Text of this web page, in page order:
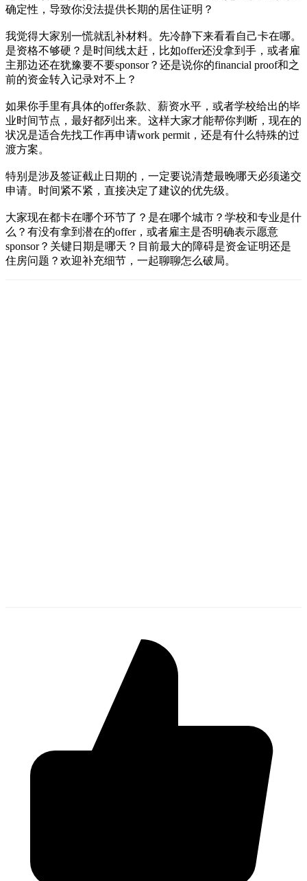
确定性，导致你没法提供长期的居住证明？
我觉得大家别一慌就乱补材料。先冷静下来看看自己卡在哪。
是资格不够硬？是时间线太赶，比如offer还没拿到手，或者雇
主那边还在犹豫要不要sponsor？还是说你的financial proof和之
前的资金转入记录对不上？
如果你手里有具体的offer条款、薪资水平，或者学校给出的毕
业时间节点，最好都列出来。这样大家才能帮你判断，现在的
状况是适合先找工作再申请work permit，还是有什么特殊的过
渡方案。
特别是涉及签证截止日期的，一定要说清楚最晚哪天必须递交
申请。时间紧不紧，直接决定了建议的优先级。
大家现在都卡在哪个环节了？是在哪个城市？学校和专业是什
么？有没有拿到潜在的offer，或者雇主是否明确表示愿意
sponsor？关键日期是哪天？目前最大的障碍是资金证明还是
住房问题？欢迎补充细节，一起聊聊怎么破局。